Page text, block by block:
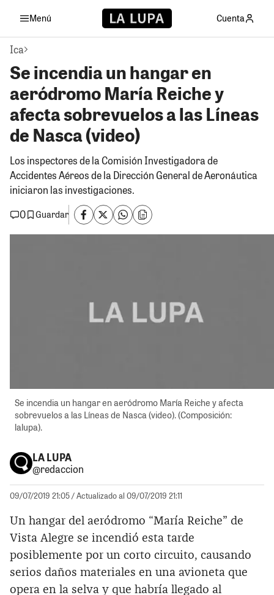
Menú Cuenta
Ica
Se incendia un hangar en
aeródromo María Reiche y
afecta sobrevuelos a las Líneas
de Nasca (video)
Los inspectores de la Comisión Investigadora de
Accidentes Aéreos de la Dirección General de Aeronáutica
iniciaron las investigaciones.
0
Guardar
Se incendia un hangar en aeródromo María Reiche y afecta
sobrevuelos a las Líneas de Nasca (video). (Composición:
lalupa).
LA LUPA
@redaccion
09/07/2019 21:05/ Actualizado al 09/07/2019 21:11
Un hangar del aeródromo “María Reiche” de
Vista Alegre se incendió esta tarde
posiblemente por un corto circuito, causando
serios daños materiales en una avioneta que
opera en la selva y que habría llegado al